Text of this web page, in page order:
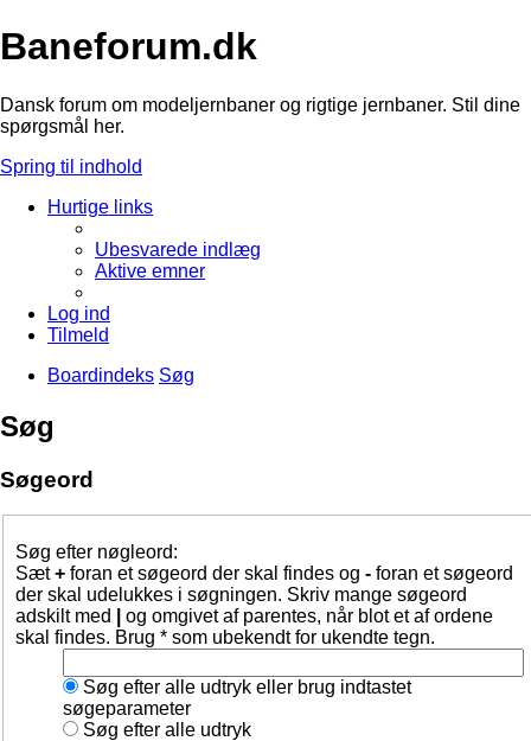
Baneforum.dk
Dansk forum om modeljernbaner og rigtige jernbaner. Stil dine
spørgsmål her.
Spring til indhold
Hurtige links
Ubesvarede indlæg
Aktive emner
Log ind
Tilmeld
Boardindeks Søg
Søg
Søgeord
Søg efter nøgleord:
Sæt+ foran et søgeord der skal findes og - foran et søgeord
der skal udelukkes i søgningen. Skriv mange søgeord
adskilt med
og omgivet af parentes, når blot et af ordene
skal findes. Brug * som ubekendt for ukendte tegn.
Søg efter alle udtryk eller brug indtastet
søgeparameter
Søg efter alle udtryk